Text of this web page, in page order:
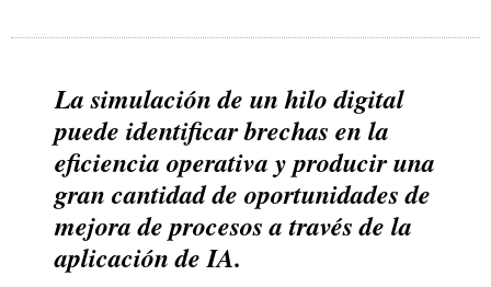
La simulación de un hilo digital
puede identificar brechas en la
eficiencia operativa y producir una
gran cantidad de oportunidades de
mejora de procesos a través de la
aplicación de IA.